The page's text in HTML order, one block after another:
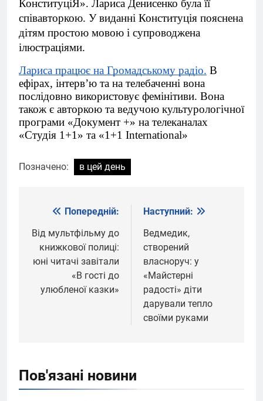
КонституціЯ». Лариса Денисенко була її
співавторкою. У виданні Конституція пояснена
дітям простою мовою і супроводжена
ілюстраціями.
Лариса працює на Громадському радіо. В
ефірах, інтерв’ю та на телебаченні вона
послідовно використовує фемінітиви. Вона
також є авторкою та ведучою культурологічної
програми «Документ +» на телеканалах
«Студія 1+1» та «1+1 International»
Позначено: в цей день
Навігація
записів
Попередній:
Від мультфільму до
книжкової полиці:
юні читачі завітали
«В гості до
улюбленої казки»
Наступний:
Ведмедик,
створений
власноруч: у
«Майстерні
радості» діти
дарували тепло
своїми руками
Пов'язані новини